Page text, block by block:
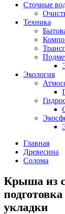
Сточные
Техника
Экология
Главная
Древесина
Солома
Крыша из
укладки